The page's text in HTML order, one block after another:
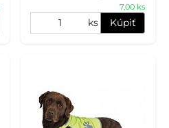
7,00 ks
ks Kúpiť